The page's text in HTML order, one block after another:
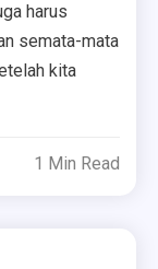
harus
semata-mata
kita
1 Min Read